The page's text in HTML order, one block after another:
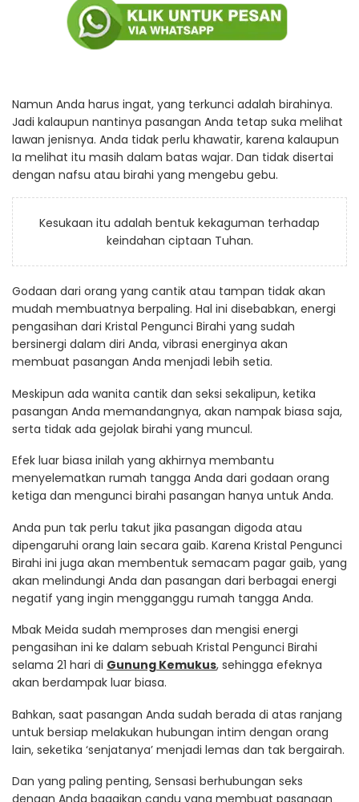
Namun Anda harus ingat, yang terkunci adalah birahinya.
Jadi kalaupun nantinya pasangan Anda tetap suka melihat
lawan jenisnya. Anda tidak perlu khawatir, karena kalaupun
Ia melihat itu masih dalam batas wajar. Dan tidak disertai
dengan nafsu atau birahi yang mengebu gebu.
Kesukaan itu adalah bentuk kekaguman terhadap
keindahan ciptaan Tuhan.
Godaan dari orang yang cantik atau tampan tidak akan
mudah membuatnya berpaling. Hal ini disebabkan, energi
pengasihan dari Kristal Pengunci Birahi yang sudah
bersinergi dalam diri Anda, vibrasi energinya akan
membuat pasangan Anda menjadi lebih setia.
Meskipun ada wanita cantik dan seksi sekalipun, ketika
pasangan Anda memandangnya, akan nampak biasa saja,
serta tidak ada gejolak birahi yang muncul.
Efek luar biasa inilah yang akhirnya membantu
menyelematkan rumah tangga Anda dari godaan orang
ketiga dan mengunci birahi pasangan hanya untuk Anda.
Anda pun tak perlu takut jika pasangan digoda atau
dipengaruhi orang lain secara gaib. Karena Kristal Pengunci
Birahi ini juga akan membentuk semacam pagar gaib, yang
akan melindungi Anda dan pasangan dari berbagai energi
negatif yang ingin mengganggu rumah tangga Anda.
Mbak Meida sudah memproses dan mengisi energi
pengasihan ini ke dalam sebuah Kristal Pengunci Birahi
selama 21 hari di Gunung Kemukus, sehingga efeknya
akan berdampak luar biasa.
Bahkan, saat pasangan Anda sudah berada di atas ranjang
untuk bersiap melakukan hubungan intim dengan orang
lain, seketika ‘senjatanya’ menjadi lemas dan tak bergairah.
Dan yang paling penting, Sensasi berhubungan seks